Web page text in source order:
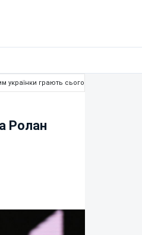
українки грають сьогодні
Ролан